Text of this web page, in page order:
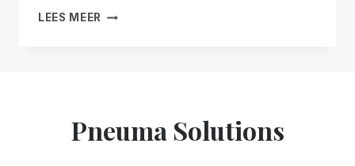
LEES MEER MIJN
PERSPECTIEF
Pneuma Solutions